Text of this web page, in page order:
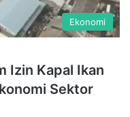
Ekonomi
Izin Kapal Ikan
Sektor